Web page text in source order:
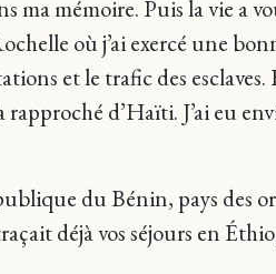
ma mémoire. Puis la vie a
où j’ai exercé une
et le trafic des
d’Haïti. J’ai eu
du Bénin, pays des
déjà vos séjours en